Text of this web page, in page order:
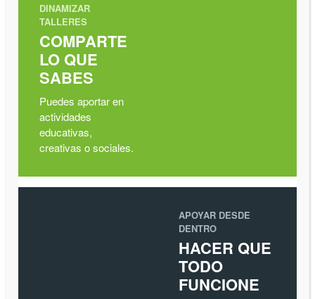
DINAMIZAR
TALLERES
COMPARTE
LO QUE
SABES
Puedes aportar en
actividades
educativas,
creativas o sociales.
APOYAR DESDE
DENTRO
HACER QUE
TODO
FUNCIONE